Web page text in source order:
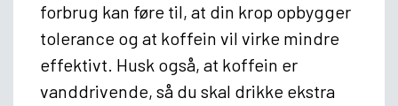
forbrug kan føre til, at din krop opbygger
tolerance og at koffein vil virke mindre
effektivt. Husk også, at koffein er
vanddrivende, så du skal drikke ekstra